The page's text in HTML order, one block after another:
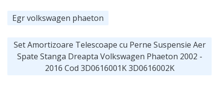
Egr volkswagen phaeton
Set Amortizoare Telescoape cu Perne Suspensie Aer
Spate Stanga Dreapta Volkswagen Phaeton 2002 -
2016 Cod 3D0616001K 3D0616002K